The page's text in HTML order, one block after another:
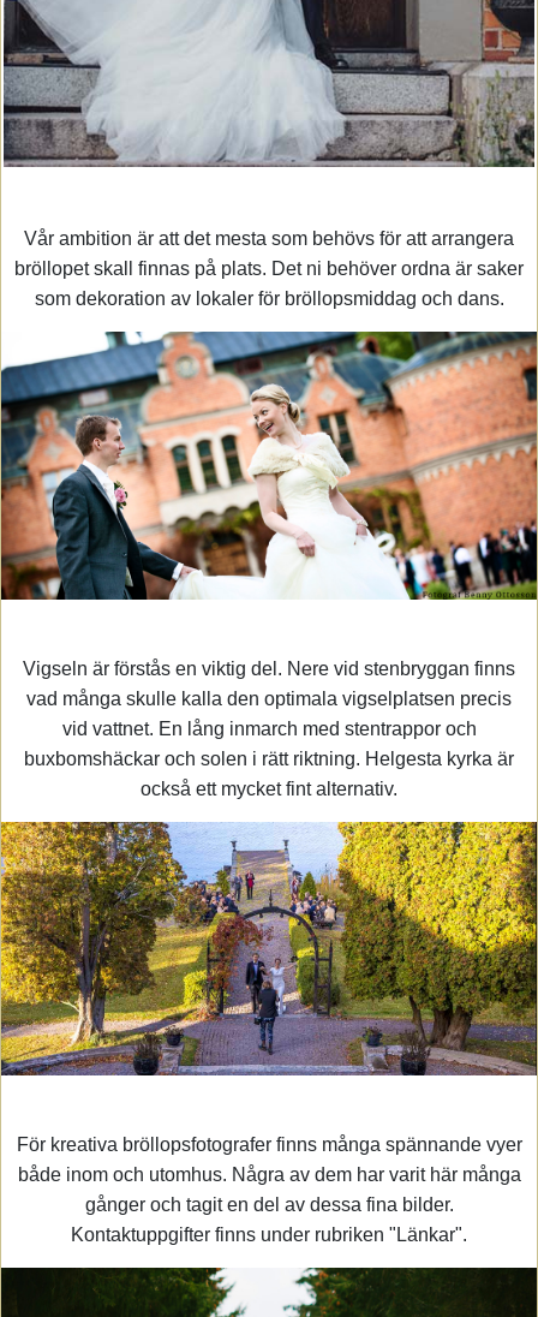
Vår ambition är att det mesta som behövs för att arrangera
bröllopet skall finnas på plats. Det ni behöver ordna är saker
som dekoration av lokaler för bröllopsmiddag och dans.
Vigseln är förstås en viktig del. Nere vid stenbryggan finns
vad många skulle kalla den optimala vigselplatsen precis
vid vattnet. En lång inmarch med stentrappor och
buxbomshäckar och solen i rätt riktning. Helgesta kyrka är
också ett mycket fint alternativ.
För kreativa bröllopsfotografer finns många spännande vyer
både inom och utomhus. Några av dem har varit här många
gånger och tagit en del av dessa fina bilder.
Kontaktuppgifter finns under rubriken "Länkar".